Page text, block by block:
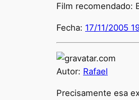
Film recomendado:
Fecha: 17/11/2005
Autor: Rafael
Precisamente esa